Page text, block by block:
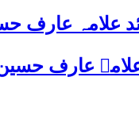
علامہ عارف
کی 38ویں برسی پر قائد ملت جعفریہ